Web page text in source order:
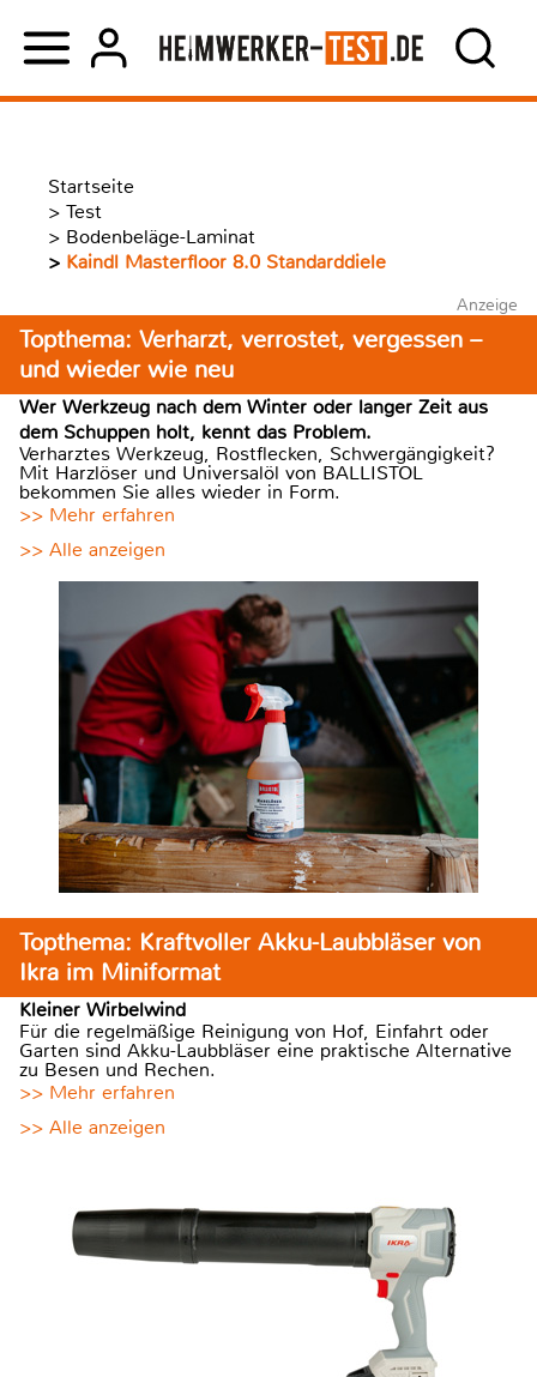
Startseite
> Test
> Bodenbeläge-Laminat
> Kaindl Masterfloor 8.0 Standarddiele
Anzeige
Topthema: Verharzt, verrostet, vergessen –
und wieder wie neu
Wer Werkzeug nach dem Winter oder langer Zeit aus
dem Schuppen holt, kennt das Problem.
Verharztes Werkzeug, Rostflecken, Schwergängigkeit?
Mit Harzlöser und Universalöl von BALLISTOL
bekommen Sie alles wieder in Form.
>> Mehr erfahren
>> Alle anzeigen
Topthema: Kraftvoller Akku-Laubbläser von
Ikra im Miniformat
Kleiner Wirbelwind
Für die regelmäßige Reinigung von Hof, Einfahrt oder
Garten sind Akku-Laubbläser eine praktische Alternative
zu Besen und Rechen.
>> Mehr erfahren
>> Alle anzeigen